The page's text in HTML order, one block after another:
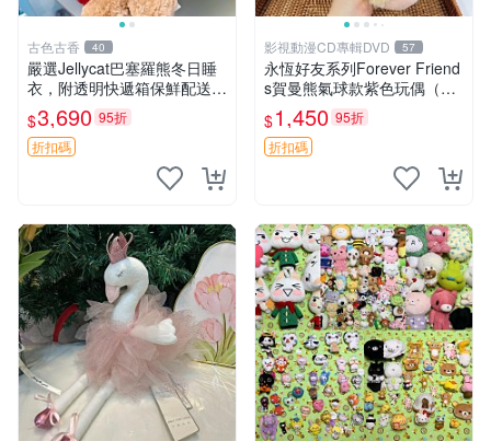
古色古香 40
嚴選Jellycat巴塞羅熊冬日睡
衣，附透明快遞箱保鮮配送，
童趣可愛可收藏 巴塞羅熊 睡
衣 透明袋
$3,690 95折
折扣碼
影視動漫CD專輯DVD 57
永恆好友系列Forever Friend
s賀曼熊氣球款紫色玩偶（鼻
子稍有磨損） 中古玩具 氣球
熊 玩偶
$1,450 95折
折扣碼